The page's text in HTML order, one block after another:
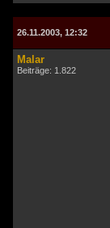
26.11.2003, 12:32
Malar
Beiträge: 1.822